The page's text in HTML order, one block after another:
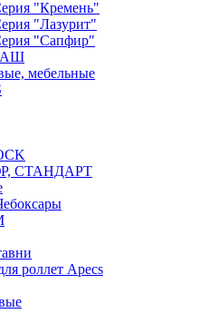
"Кремень"
"Лазурит"
"Сапфир"
мебельные
СТАНДАРТ
роллет Apecs